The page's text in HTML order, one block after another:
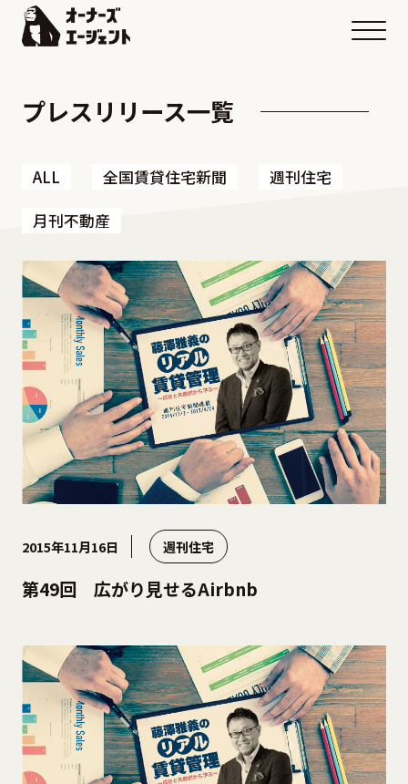
メニ
プレスリリース一覧
ALL 全国賃貸住宅新聞 週刊住宅
月刊不動産
2015年11月16日 週刊住宅
第49回 広がり見せるAirbnb